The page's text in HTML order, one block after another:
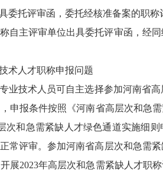
托评审函，委托经核准备案的职称
自主评审单位出具委托评审函，经
术人才职称申报问题
业技术人员可自主选择参加河南省
申报条件按照《河南省高层次和急
次和急需紧缺人才绿色通道实施细
常评审。参加河南省高层次和急需
展2023年高层次和急需紧缺人才职